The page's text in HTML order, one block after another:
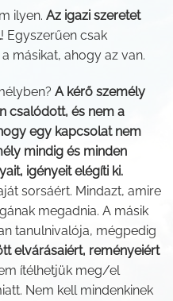
ilyen. Az igazi szeretet
! Egyszerűen csak
másikat, ahogy az van.
A kérő személy
csalódott, és nem a
egy kapcsolat nem
mindig és minden
igényeit elégíti ki.
sorsáért. Mindazt, amire
megadnia. A másik
tanulnivalója, mégpedig
elvárásaiért, reményeiért
ítélhetjük meg/el
Nem kell mindenkinek